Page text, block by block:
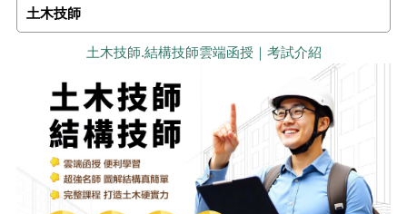
土木技師
土木技師.結構技師雲端函授｜考試介紹